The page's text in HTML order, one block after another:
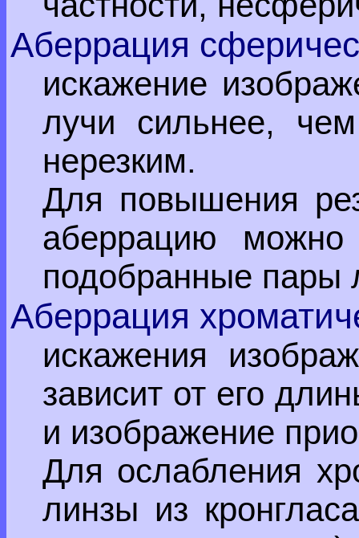
Аберрация
искажение
лучи сильнее,
нерезким.
Для повышения
аберрацию можно
подобранные пары
Аберрация
искажения
зависит от его
и изображение
Для ослабления
линзы из